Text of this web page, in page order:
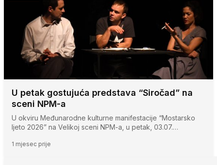
U petak gostujuća predstava “Siročad” na
sceni NPM-a
U okviru Međunarodne kulturne manifestacije “Mostarsko
ljeto 2026” na Velikoj sceni NPM-a, u petak, 03.07.…
1 mjesec prije